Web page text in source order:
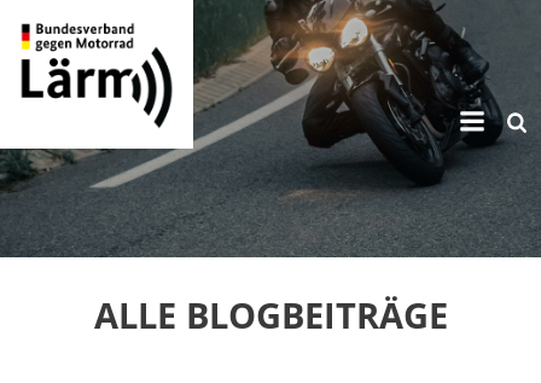
Zum
Inhalt
springen
ALLE BLOGBEITRÄGE